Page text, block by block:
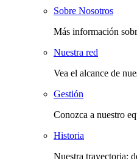
Sobre Nosotros
Más información
Nuestra red
Vea el alcance de
Gestión
Conozca a nuestro
Historia
Nuestra trayectoria: